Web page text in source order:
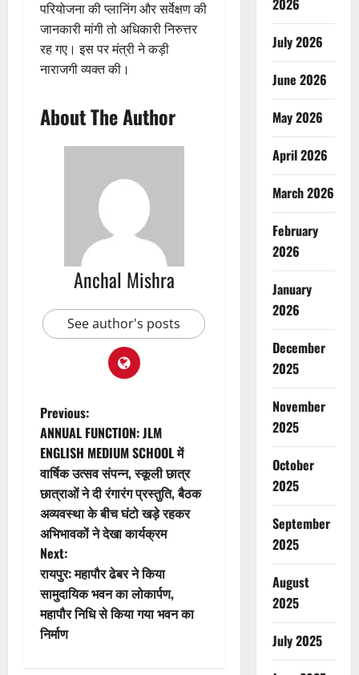
परियोजना की प्लानिंग और सर्वेक्षण की
जानकारी मांगी तो अधिकारी निरुत्तर
रह गए। इस पर मंत्री ने कड़ी
नाराजगी व्यक्त की।
About The Author
Anchal Mishra
See author's posts
P
o
s
t
n
a
v
Previous:
ANNUAL FUNCTION: JLM
ENGLISH MEDIUM SCHOOL में
वार्षिक उत्सव संपन्न, स्कूली छात्र
छात्राओं ने दी रंगारंग प्रस्तुति, बैठक
अव्यवस्था के बीच घंटो खड़े रहकर
अभिभावकों ने देखा कार्यक्रम
Next:
रायपुर: महापौर ढेबर ने किया
सामुदायिक भवन का लोकार्पण,
महापौर निधि से किया गया भवन का
निर्माण
2026
July 2026
June 2026
May 2026
April 2026
March 2026
February
2026
January
2026
December
2025
November
2025
October
2025
September
2025
August
2025
July 2025